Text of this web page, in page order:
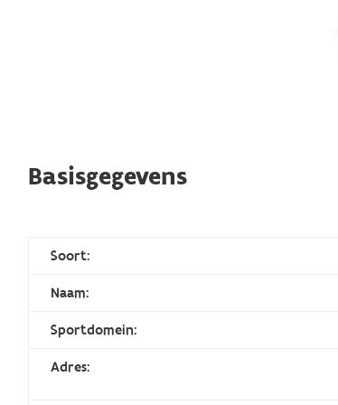
Basisgegevens
Soort:
Naam:
Sportdomein:
Adres: